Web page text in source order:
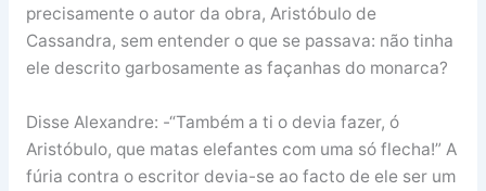
precisamente o autor da obra, Aristóbulo de
Cassandra, sem entender o que se passava: não tinha
ele descrito garbosamente as façanhas do monarca?
Disse Alexandre: -“Também a ti o devia fazer, ó
Aristóbulo, que matas elefantes com uma só flecha!” A
fúria contra o escritor devia-se ao facto de ele ser um